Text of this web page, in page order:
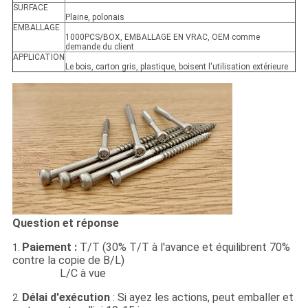
SURFACE
Plaine, polonais
EMBALLAGE
1000PCS/BOX, EMBALLAGE EN VRAC, OEM comme
demande du client
APPLICATION
Le bois, carton gris, plastique, boisent l'utilisation extérieure
Question et réponse
1. Paiement :T/T (30% T/T à l'avance et équilibrent 70%
contre la copie de B/L)
L/C à vue
2. Délai d'exécution: Si ayez les actions, peut emballer et